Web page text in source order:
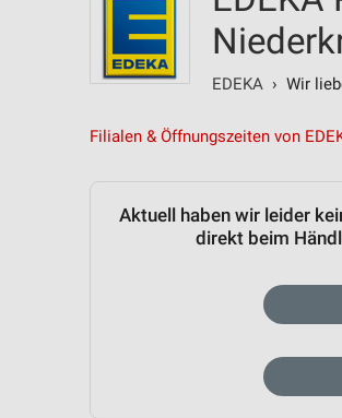
EDEKA › Wir
Filialen & Öffnungszeiten von
Aktuell haben wir leider
direkt beim